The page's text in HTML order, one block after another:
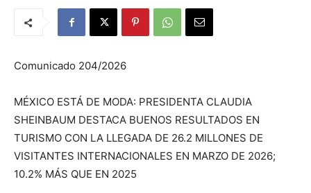
Comunicado 204/2026
MÉXICO ESTÁ DE MODA: PRESIDENTA CLAUDIA
SHEINBAUM DESTACA BUENOS RESULTADOS EN
TURISMO CON LA LLEGADA DE 26.2 MILLONES DE
VISITANTES INTERNACIONALES EN MARZO DE 2026;
10.2% MÁS QUE EN 2025